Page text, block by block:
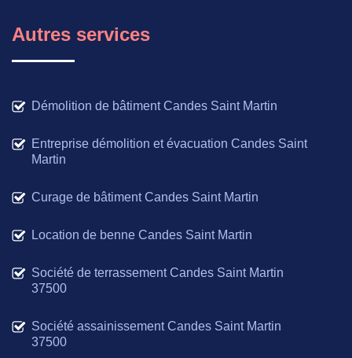
Autres services
Démolition de bâtiment Candes Saint Martin
Entreprise démolition et évacuation Candes Saint
Martin
Curage de bâtiment Candes Saint Martin
Location de benne Candes Saint Martin
Société de terrassement Candes Saint Martin
37500
Société assainissement Candes Saint Martin
37500